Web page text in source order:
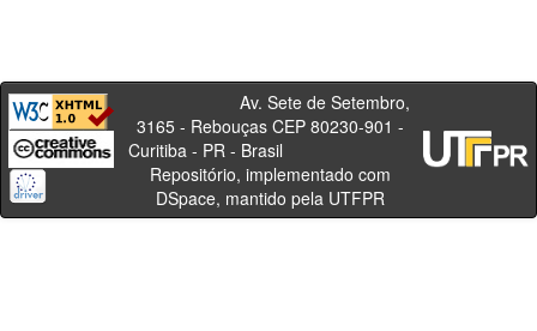
Av. Sete de Setembro,
3165 - Rebouças CEP 80230-901 -
Curitiba - PR - Brasil
Repositório, implementado com
DSpace, mantido pela UTFPR